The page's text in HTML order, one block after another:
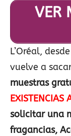
VER
L’Oréal,
vuelve a
muestras
EXISTENCIAS
solicitar una
fragancias,